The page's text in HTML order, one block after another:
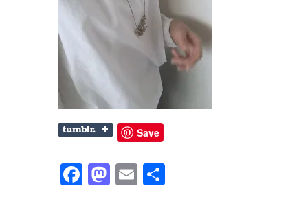
Save
Facebook
Mastodon
Email